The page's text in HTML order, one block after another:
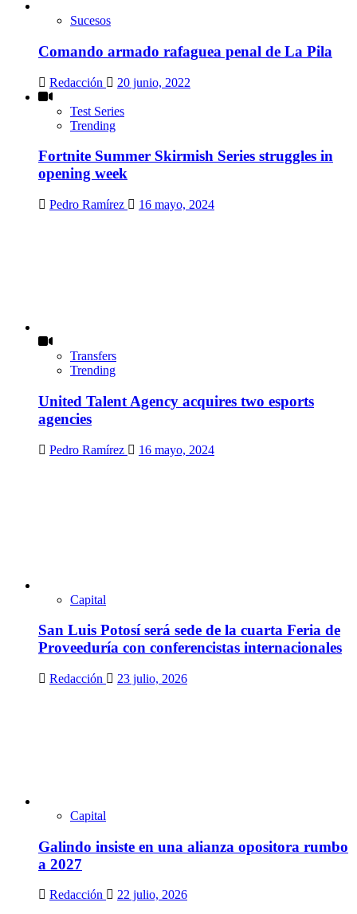
Sucesos
Comando armado rafaguea penal de La Pila
Redacción 20 junio, 2022
Test Series
Trending
Fortnite Summer Skirmish Series struggles in
opening week
Pedro Ramírez 16 mayo, 2024
Transfers
Trending
United Talent Agency acquires two esports
agencies
Pedro Ramírez 16 mayo, 2024
Capital
San Luis Potosí será sede de la cuarta Feria de
Proveeduría con conferencistas internacionales
Redacción 23 julio, 2026
Capital
Galindo insiste en una alianza opositora rumbo
a 2027
Redacción 22 julio, 2026